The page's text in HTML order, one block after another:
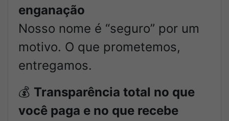
enganação
Nosso nome é “seguro” por um
motivo. O que prometemos,
entregamos.
💰 Transparência total no que
você paga e no que recebe